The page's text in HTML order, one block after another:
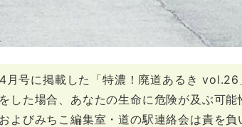
号に掲載した「特濃！廃道あるき vol.26
た場合、あなたの生命に危険が及ぶ可
びみちこ編集室・道の駅連絡会は責を負